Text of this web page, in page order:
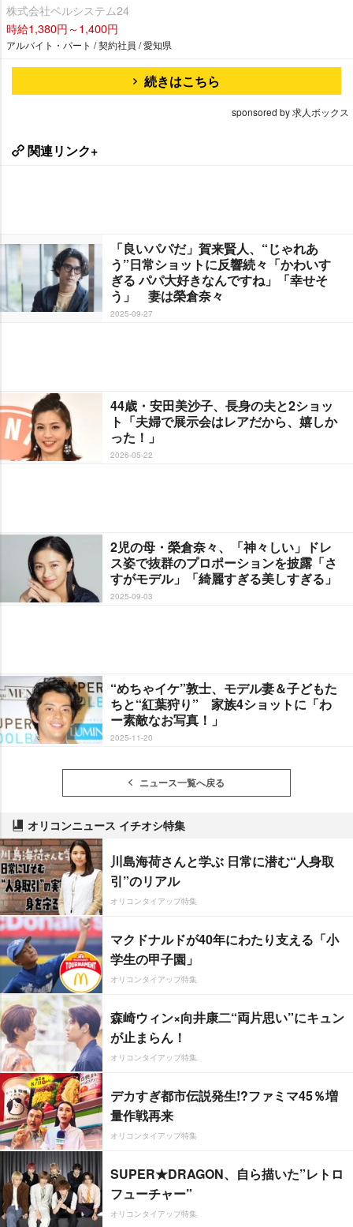
株式会社ベルシステム24
時給1,380円～1,400円
アルバイト・パート / 契約社員 / 愛知県
続きはこちら
sponsored by 求人ボックス
関連リンク+
「良いパパだ」賀来賢人、“じゃれあ
う”日常ショットに反響続々「かわいす
ぎる パパ大好きなんですね」「幸せそ
う」 妻は榮倉奈々
2025-09-27
44歳・安田美沙子、長身の夫と2ショッ
ト「夫婦で展示会はレアだから、嬉しか
った！」
2026-05-22
2児の母・榮倉奈々、「神々しい」ドレ
ス姿で抜群のプロポーションを披露「さ
すがモデル」「綺麗すぎる美しすぎる」
2025-09-03
“めちゃイケ”敦士、モデル妻＆子どもた
ちと“紅葉狩り” 家族4ショットに「わ
ー素敵なお写真！」
2025-11-20
ニュース一覧へ戻る
オリコンニュース イチオシ特集
川島海荷さんと学ぶ 日常に潜む“人身取
引”のリアル
オリコンタイアップ特集
マクドナルドが40年にわたり支える「小
学生の甲子園」
オリコンタイアップ特集
森崎ウィン×向井康二“両片思い”にキュン
が止まらん！
オリコンタイアップ特集
デカすぎ都市伝説発生!?ファミマ45％増
量作戦再来
オリコンタイアップ特集
SUPER★DRAGON、自ら描いた”レトロ
フューチャー”
オリコンタイアップ特集